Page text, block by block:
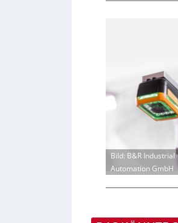
Bild: B&R Industrial
Automation GmbH